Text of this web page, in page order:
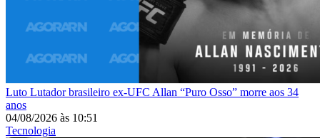
Luto Lutador brasileiro ex-UFC Allan “Puro Osso” morre aos 34
anos
04/08/2026 às 10:51
Tecnologia